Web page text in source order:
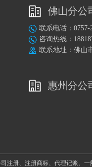
佛山分公
联系电话：0757-
咨询热线：
联系地址：佛山
惠州分公
注册、注册商标、代理记账、